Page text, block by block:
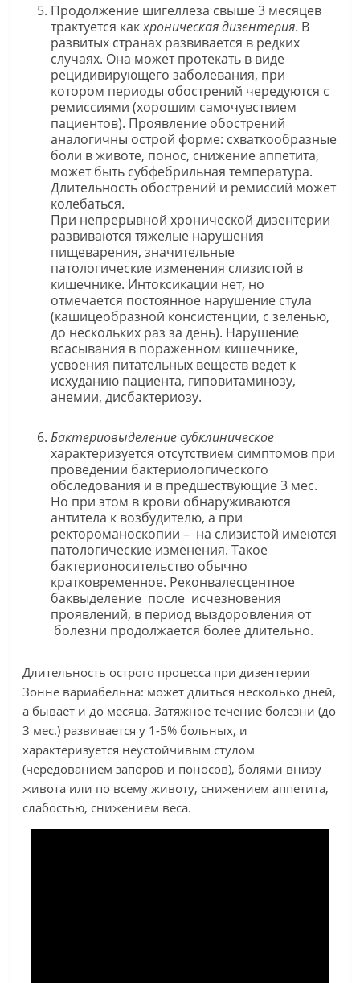
Продолжение шигеллеза свыше 3 месяцев
трактуется какхроническая дизентерия. В
развитых странах развивается в редких
случаях. Она может протекать в виде
рецидивирующего заболевания, при
котором периоды обострений чередуются с
ремиссиями (хорошим самочувствием
пациентов). Проявление обострений
аналогичны острой форме: схваткообразные
боли в животе, понос, снижение аппетита,
может быть субфебрильная температура.
Длительность обострений и ремиссий может
колебаться.
При непрерывной хронической дизентерии
развиваются тяжелые нарушения
пищеварения, значительные
патологические изменения слизистой в
кишечнике. Интоксикации нет, но
отмечается постоянное нарушение стула
(кашицеобразной консистенции, с зеленью,
до нескольких раз за день). Нарушение
всасывания в пораженном кишечнике,
усвоения питательных веществ ведет к
исхуданию пациента, гиповитаминозу,
анемии, дисбактериозу.
Бактериовыделение субклиническое
характеризуется отсутствием симптомов при
проведении бактериологического
обследования и в предшествующие 3 мес.
Но при этом в крови обнаруживаются
антитела к возбудителю, а при
ректороманоскопии – на слизистой имеются
патологические изменения. Такое
бактерионосительство обычно
кратковременное. Реконвалесцентное
баквыделение после исчезновения
проявлений, в период выздоровления от
болезни продолжается более длительно.
Длительность острого процесса при дизентерии
Зонне вариабельна: может длиться несколько дней,
а бывает и до месяца. Затяжное течение болезни (до
3 мес.) развивается у 1-5% больных, и
характеризуется неустойчивым стулом
(чередованием запоров и поносов), болями внизу
живота или по всему животу, снижением аппетита,
слабостью, снижением веса.